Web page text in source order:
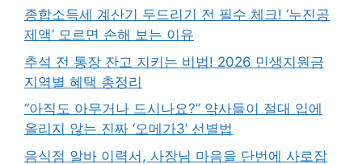
종합소득세 계산기 두드리기 전 필수 체크! ‘누진공
제액’ 모르면 손해 보는 이유
추석 전 통장 잔고 지키는 비법! 2026 민생지원금
지역별 혜택 총정리
“아직도 아무거나 드시나요?” 약사들이 절대 입에
올리지 않는 진짜 ‘오메가3’ 선별법
음식점 알바 이력서, 사장님 마음을 단번에 사로잡